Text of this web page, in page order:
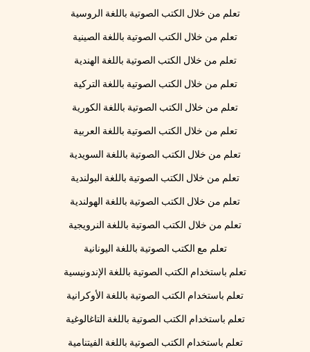
تعلم من خلال الكتب الصوتية باللغة الروسية
تعلم من خلال الكتب الصوتية باللغة الصينية
تعلم من خلال الكتب الصوتية باللغة الهندية
تعلم من خلال الكتب الصوتية باللغة التركية
تعلم من خلال الكتب الصوتية باللغة الكورية
تعلم من خلال الكتب الصوتية باللغة العربية
تعلم من خلال الكتب الصوتية باللغة السويدية
تعلم من خلال الكتب الصوتية باللغة البولندية
تعلم من خلال الكتب الصوتية باللغة الهولندية
تعلم من خلال الكتب الصوتية باللغة النرويجية
تعلم مع الكتب الصوتية باللغة اليونانية
تعلم باستخدام الكتب الصوتية باللغة الإندونيسية
تعلم باستخدام الكتب الصوتية باللغة الأوكرانية
تعلم باستخدام الكتب الصوتية باللغة التاغالوغية
تعلم باستخدام الكتب الصوتية باللغة الفيتنامية